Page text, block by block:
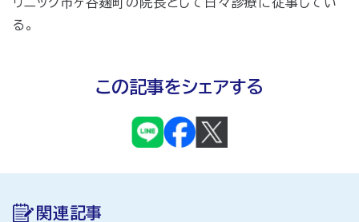
る。
この記事をシェアする
関連記事